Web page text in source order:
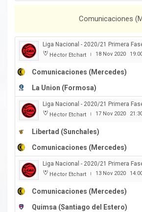
Comunicaciones
Liga Nacional - 2020/21 Primera
Héctor Etchart | 18 Nov 2020
Comunicaciones (Mercedes)
La Union (Formosa)
Liga Nacional - 2020/21 Primera
Héctor Etchart | 17 Nov 2020
Libertad (Sunchales)
Comunicaciones (Mercedes)
Liga Nacional - 2020/21 Primera
Héctor Etchart | 13 Nov 2020
Comunicaciones (Mercedes)
Quimsa (Santiago del Estero)